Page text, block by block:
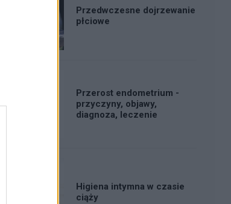
Przedwczesne dojrzewanie
płciowe
Przerost endometrium -
przyczyny, objawy,
diagnoza, leczenie
Higiena intymna w czasie
ciąży